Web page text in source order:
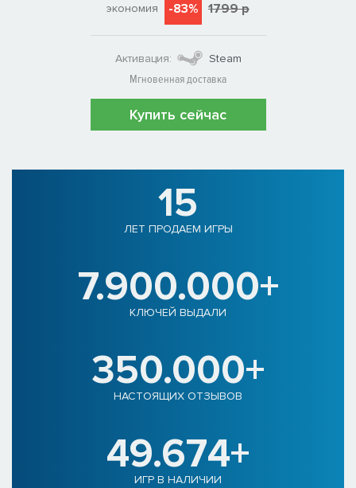
экономия -83% 1799 р
Активация:
Steam
Мгновенная доставка
Купить сейчас
15
ЛЕТ ПРОДАЕМ ИГРЫ
7.900.000+
КЛЮЧЕЙ ВЫДАЛИ
350.000+
НАСТОЯЩИХ ОТЗЫВОВ
49.674+
ИГР В НАЛИЧИИ